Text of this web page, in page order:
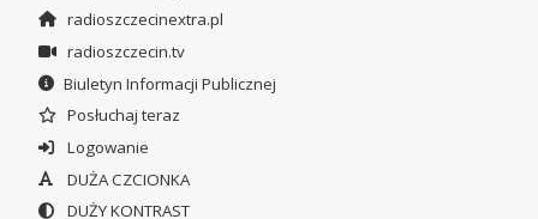
radioszczecinextra.pl
radioszczecin.tv
Biuletyn Informacji Publicznej
Posłuchaj teraz
Logowanie
DUŻA CZCIONKA
DUŻY KONTRAST